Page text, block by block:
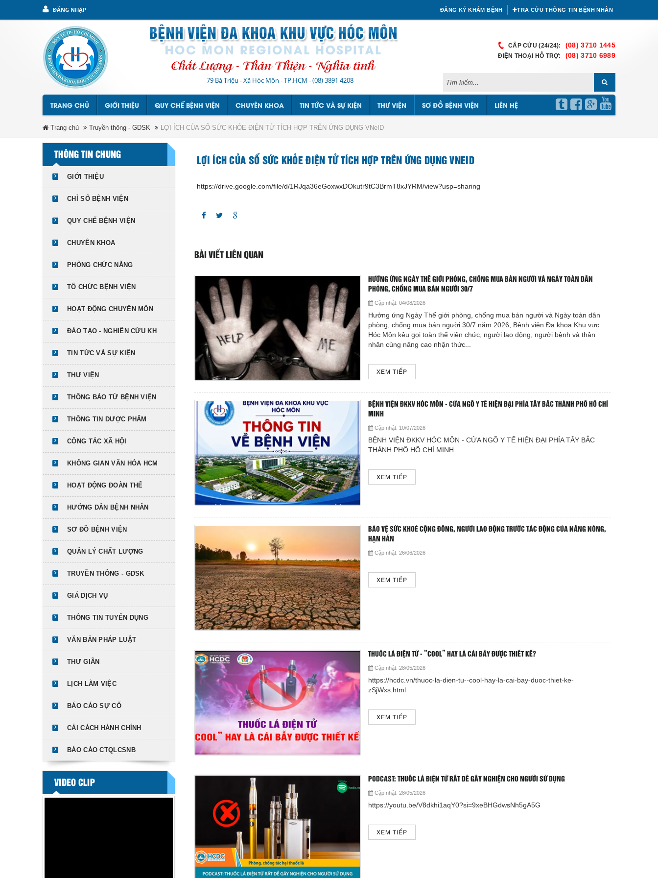
ĐĂNG NHẬP ĐĂNG KÝ KHÁM BỆNH TRA CỨU THÔNG TIN BỆNH NHÂN
79 Bà Triệu - Xã Hóc Môn - TP.HCM -(08) 3891 4208
CẤP CỨU (24/24): (08) 3710 1445
ĐIỆN THOẠI HỖ TRỢ: (08) 3710 6989
TRANG CHỦ GIỚI THIỆU QUY CHẾ BỆNH VIỆN CHUYÊN KHOA TIN TỨC VÀ SỰ KIỆN THƯ VIỆN SƠ ĐỒ BỆNH VIỆN LIÊN HỆ
Trang chủ Truyền thông - GDSK LỢI ÍCH CỦA SỔ SỨC KHỎE ĐIỆN TỬ TÍCH HỢP TRÊN ỨNG DỤNG VNeID
THÔNG TIN CHUNG
GIỚI THIỆU
CHỈ SỐ BỆNH VIỆN
QUY CHẾ BỆNH VIỆN
CHUYÊN KHOA
PHÒNG CHỨC NĂNG
TỔ CHỨC BỆNH VIỆN
HOẠT ĐỘNG CHUYÊN MÔN
ĐÀO TẠO - NGHIÊN CỨU KH
TIN TỨC VÀ SỰ KIỆN
THƯ VIỆN
THÔNG BÁO TỪ BỆNH VIỆN
THÔNG TIN DƯỢC PHẨM
CÔNG TÁC XÃ HỘI
KHÔNG GIAN VĂN HÓA HCM
HOẠT ĐỘNG ĐOÀN THỂ
HƯỚNG DẪN BỆNH NHÂN
SƠ ĐỒ BỆNH VIỆN
QUẢN LÝ CHẤT LƯỢNG
TRUYỀN THÔNG - GDSK
GIÁ DỊCH VỤ
THÔNG TIN TUYỂN DỤNG
VĂN BẢN PHÁP LUẬT
THƯ GIÃN
LỊCH LÀM VIỆC
BÁO CÁO SỰ CỐ
CẢI CÁCH HÀNH CHÍNH
BÁO CÁO CTQLCSNB
VIDEO CLIP
LỢI ÍCH CỦA SỔ SỨC KHỎE ĐIỆN TỬ TÍCH HỢP TRÊN ỨNG DỤNG VNEID
https://drive.google.com/file/d/1RJqa36eGoxwxDOkutr9tC3BrmT8xJYRM/view?usp=sharing
BÀI VIẾT LIÊN QUAN
HƯỞNG ỨNG NGÀY THẾ GIỚI PHÒNG, CHỐNG MUA BÁN NGƯỜI VÀ NGÀY TOÀN DÂN
PHÒNG, CHỐNG MUA BÁN NGƯỜI 30/7
Cập nhật: 04/08/2026
Hưởng ứng Ngày Thế giới phòng, chống mua bán người và Ngày toàn dân
phòng, chống mua bán người 30/7 năm 2026, Bệnh viện Đa khoa Khu vực
Hóc Môn kêu gọi toàn thể viên chức, người lao động, người bệnh và thân
nhân cùng nâng cao nhận thức...
XEM TIẾP
BỆNH VIỆN ĐKKV HÓC MÔN - CỬA NGÕ Y TẾ HIỆN ĐẠI PHÍA TÂY BẮC THÀNH PHỐ HỒ CHÍ
MINH
Cập nhật: 10/07/2026
BỆNH VIỆN ĐKKV HÓC MÔN - CỬA NGÕ Y TẾ HIỆN ĐẠI PHÍA TÂY BẮC
THÀNH PHỐ HỒ CHÍ MINH
XEM TIẾP
BẢO VỆ SỨC KHOẺ CỘNG ĐỒNG, NGƯỜI LAO ĐỘNG TRƯỚC TÁC ĐỘNG CỦA NẮNG NÓNG,
HẠN HÁN
Cập nhật: 26/06/2026
XEM TIẾP
THUỐC LÁ ĐIỆN TỬ - “COOL” HAY LÀ CÁI BẪY ĐƯỢC THIẾT KẾ?
Cập nhật: 28/05/2026
https://hcdc.vn/thuoc-la-dien-tu--cool-hay-la-cai-bay-duoc-thiet-ke-
zSjWxs.html
XEM TIẾP
PODCAST: THUỐC LÁ ĐIỆN TỬ RẤT DỄ GÂY NGHIỆN CHO NGƯỜI SỬ DỤNG
Cập nhật: 28/05/2026
https://youtu.be/V8dkhi1aqY0?si=9xeBHGdwsNh5gA5G
XEM TIẾP